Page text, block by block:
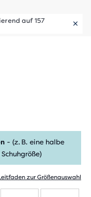
auf 157
- (z. B. eine halbe
zur Größenauswahl